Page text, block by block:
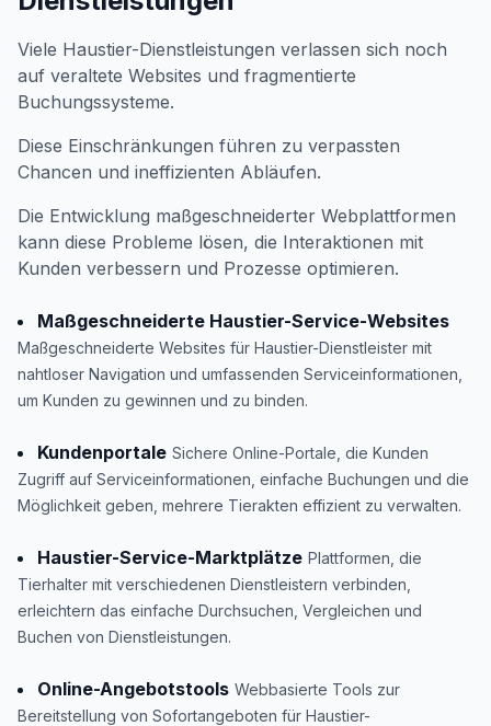
Viele Haustier-Dienstleistungen verlassen sich noch
auf veraltete Websites und fragmentierte
Buchungssysteme.
Diese Einschränkungen führen zu verpassten
Chancen und ineffizienten Abläufen.
Die Entwicklung maßgeschneiderter Webplattformen
kann diese Probleme lösen, die Interaktionen mit
Kunden verbessern und Prozesse optimieren.
Maßgeschneiderte Haustier-Service-Websites
Maßgeschneiderte Websites für Haustier-Dienstleister mit
nahtloser Navigation und umfassenden Serviceinformationen,
um Kunden zu gewinnen und zu binden.
Kundenportale Sichere Online-Portale, die Kunden
Zugriff auf Serviceinformationen, einfache Buchungen und die
Möglichkeit geben, mehrere Tierakten effizient zu verwalten.
Haustier-Service-Marktplätze Plattformen, die
Tierhalter mit verschiedenen Dienstleistern verbinden,
erleichtern das einfache Durchsuchen, Vergleichen und
Buchen von Dienstleistungen.
Online-Angebotstools Webbasierte Tools zur
Bereitstellung von Sofortangeboten für Haustier-